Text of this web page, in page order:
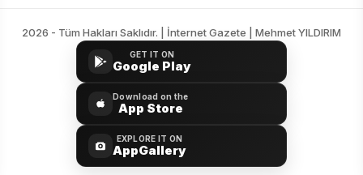
2026 - Tüm Hakları Saklıdır. | İnternet Gazete | Mehmet YILDIRIM
GET IT ON
Google Play
Download on the
App Store
EXPLORE IT ON
AppGallery